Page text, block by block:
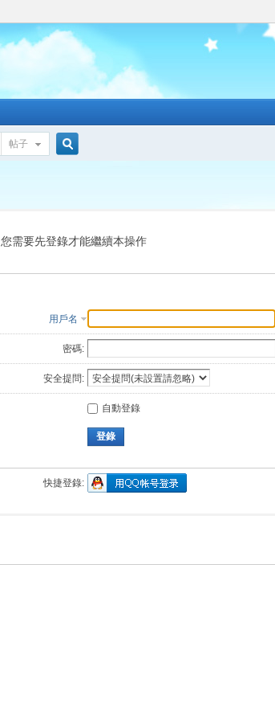
帖子
索
您需要先登錄才能繼續本操作
用戶名
密碼:
安全提問:
自動登錄
登錄
快捷登錄: